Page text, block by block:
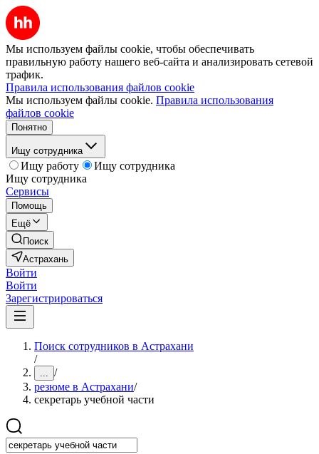
Мы используем файлы cookie, чтобы обеспечивать
правильную работу нашего веб-сайта и анализировать сетевой
трафик.
Правила использования файлов cookie
Мы используем файлы cookie. Правила использования
файлов cookie
Понятно
Ищу сотрудника
Ищу работу
Ищу сотрудника
Ищу сотрудника
Сервисы
Помощь
Ещё
Поиск
Астрахань
Войти
Войти
Зарегистрироваться
Поиск сотрудников в Астрахани
/
... /
резюме в Астрахани/
секретарь учебной части